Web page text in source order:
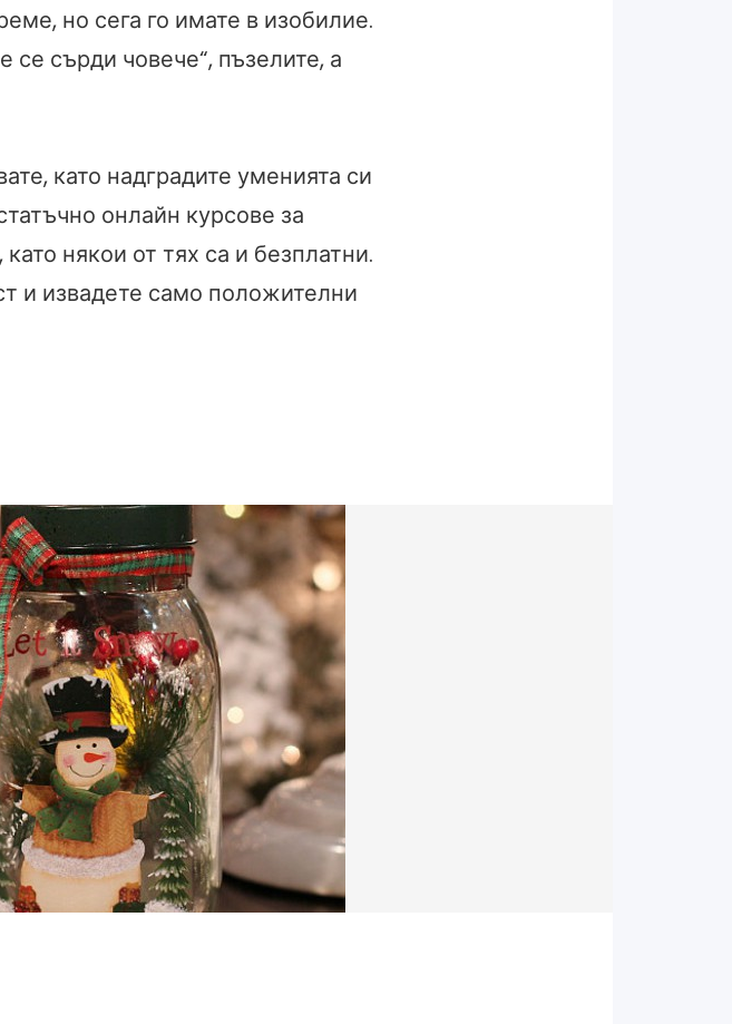
но сега го имате в изобилие.
се сърди човече“, пъзелите, а
като надградите уменията си
онлайн курсове за
някои от тях са и безплатни.
и извадете само положителни